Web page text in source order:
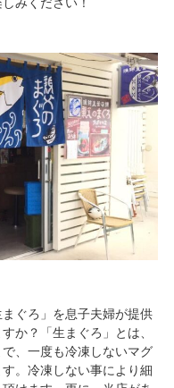
ぐろ」を息子夫婦が提供
か？「生まぐろ」とは、
、一度も冷凍しないマグ
。冷凍しない事により細